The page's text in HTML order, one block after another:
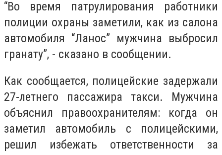
“Во время патрулирования работники
полиции охраны заметили, как из салона
автомобиля “Ланос” мужчина выбросил
гранату”, - сказано в сообщении.
Как сообщается, полицейские задержали
27-летнего пассажира такси. Мужчина
объяснил правоохранителям: когда он
заметил автомобиль с полицейскими,
решил избежать ответственности за